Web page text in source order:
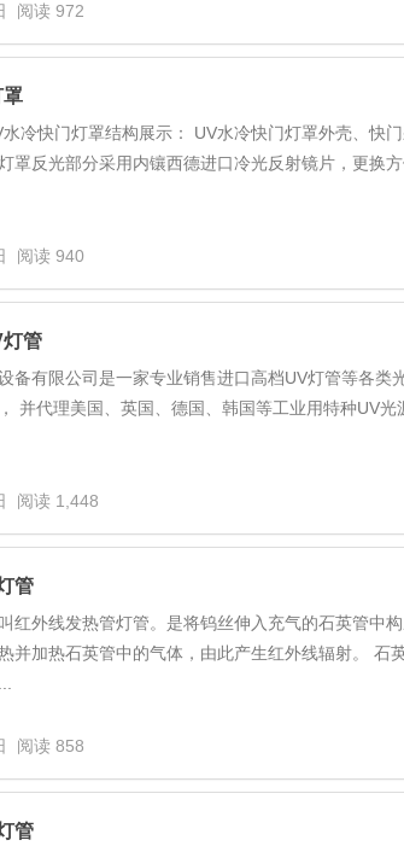
阅读 972
罩
冷快门灯罩结构展示： UV水冷快门灯罩外壳、快
罩反光部分采用内镶西德进口冷光反射镜片，更换
阅读 940
管
备有限公司是一家专业销售进口高档UV灯管等各类
并代理美国、英国、德国、韩国等工业用特种UV光
阅读 1,448
管
红外线发热管灯管。是将钨丝伸入充气的石英管中
并加热石英管中的气体，由此产生红外线辐射。 石
阅读 858
管